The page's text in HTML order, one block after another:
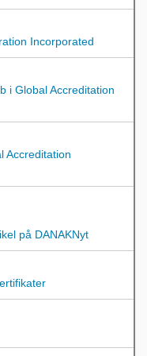
Incorporated
i Global Accreditation
Accreditation
på DANAKNyt